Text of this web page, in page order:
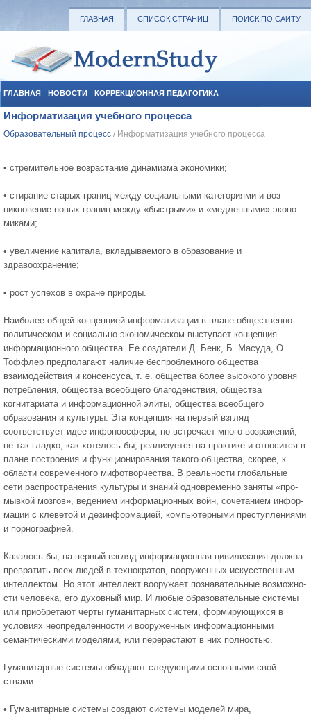
ГЛАВНАЯ СПИСОК СТРАНИЦ ПОИСК ПО САЙТУ
ГЛАВНАЯ НОВОСТИ КОРРЕКЦИОННАЯ ПЕДАГОГИКА
СОЦИАЛЬНАЯ ПЕДАГОГИКА УЧЕБНЫЕ МАТЕРИАЛЫ
Информатизация учебного процесса
Образовательный процесс / Информатизация учебного процесса
• стремительное возрастание динамизма экономики;
• стирание старых границ между социальными категориями и воз­
никновение новых границ между «быстрыми» и «медленными» эконо­
миками;
• увеличение капитала, вкладываемого в образование и
здравоохранение;
• рост успехов в охране природы.
Наиболее общей концепцией информатизации в плане общественно-
политическом и социально-экономическом выступает концепция
инфор­мационного общества. Ее создатели Д. Бенк, Б. Масуда, О.
Тоффлер предполагают наличие беспроблемного общества
взаимодействия и кон­сенсуса, т. е. общества более высокого уровня
потребления, общест­ва всеобщего благоденствия, общества
когнитариата и информационной элиты, общества всеобщего
образования и культуры. Эта концепция на первый взгляд
соответствует идее инфоноосферы, но встречает много возражений,
не так гладко, как хотелось бы, реализуется на практике и относится в
плане построения и функционирования такого общества, скорее, к
области современного мифотворчества. В реальности глобаль­ные
сети распространения культуры и знаний одновременно заняты «про­
мывкой мозгов», ведением информационных войн, сочетанием инфор­
мации с клеветой и дезинформацией, компьютерными преступлениями
и порнографией.
Казалось бы, на первый взгляд информационная цивилизация долж­на
превратить всех людей в технократов, вооруженных искусственным
интеллектом. Но этот интеллект вооружает познавательные возможно­
сти человека, его духовный мир. И любые образовательные системы
или приобретают черты гуманитарных систем, формирующихся в
усло­виях неопределенности и вооруженных информационными
семантиче­скими моделями, или перерастают в них полностью.
Гуманитарные системы обладают следующими основными свой­
ствами:
• Гуманитарные системы создают системы моделей мира,